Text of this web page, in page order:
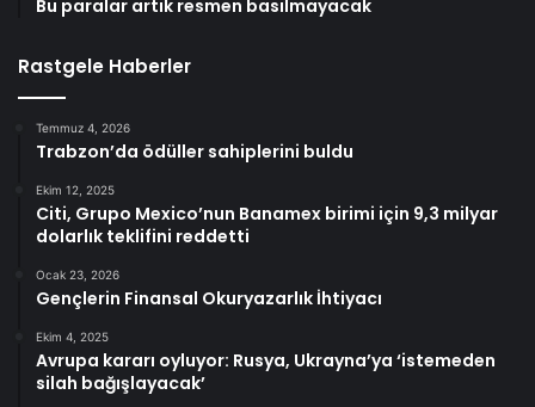
Bu paralar artık resmen basılmayacak
Rastgele Haberler
Temmuz 4, 2026
Trabzon’da ödüller sahiplerini buldu
Ekim 12, 2025
Citi, Grupo Mexico’nun Banamex birimi için 9,3 milyar
dolarlık teklifini reddetti
Ocak 23, 2026
Gençlerin Finansal Okuryazarlık İhtiyacı
Ekim 4, 2025
Avrupa kararı oyluyor: Rusya, Ukrayna’ya ‘istemeden
silah bağışlayacak’